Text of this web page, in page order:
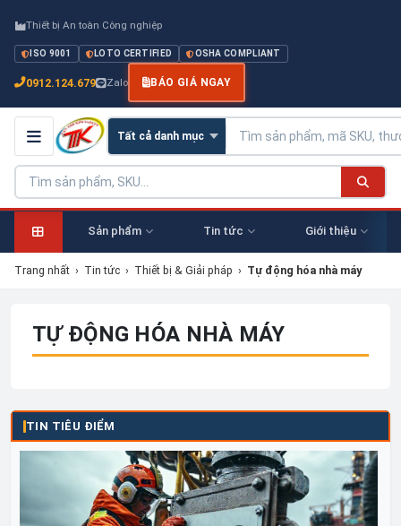
Thiết bị An toàn Công nghiệp
ISO 9001 LOTO CERTIFIED OSHA COMPLIANT
0912.124.679 Zalo BÁO GIÁ NGAY
Sản phẩm Tin tức Giới thiệu
Trang nhất › Tin tức › Thiết bị & Giải pháp › Tự động hóa nhà máy
TỰ ĐỘNG HÓA NHÀ MÁY
TIN TIÊU ĐIỂM